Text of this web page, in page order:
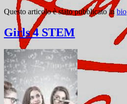
Questo articolo è stato pubblicato inbio
Girls 4 STEM